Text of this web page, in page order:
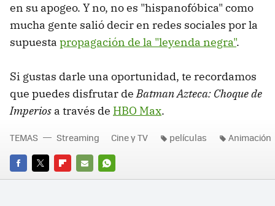
en su apogeo. Y no, no es "hispanofóbica" como
mucha gente salió decir en redes sociales por la
supuesta propagación de la "leyenda negra".
Si gustas darle una oportunidad, te recordamos
que puedes disfrutar deBatmanAzteca: Choque de
Imperios a través de HBO Max.
FACEBOOK
TWITTERFLIPBOARD
E-
WHATSAPP
TEMAS Streaming Cine y TV películas Animación